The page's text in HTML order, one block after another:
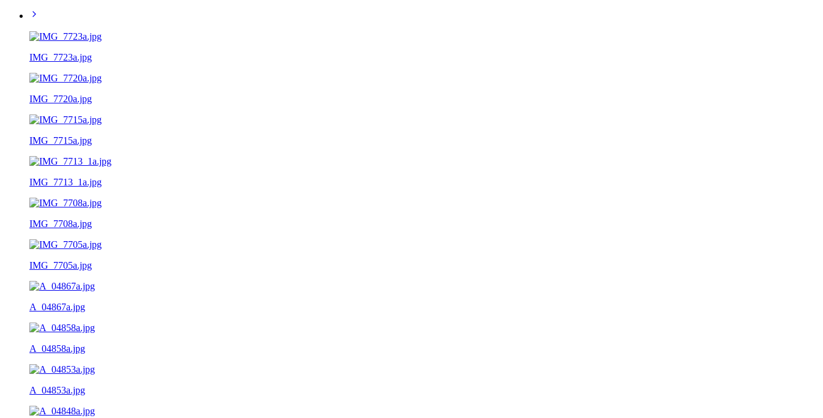
IMG_7723a.jpg
IMG_7720a.jpg
IMG_7715a.jpg
IMG_7713_1a.jpg
IMG_7708a.jpg
IMG_7705a.jpg
A_04867a.jpg
A_04858a.jpg
A_04853a.jpg